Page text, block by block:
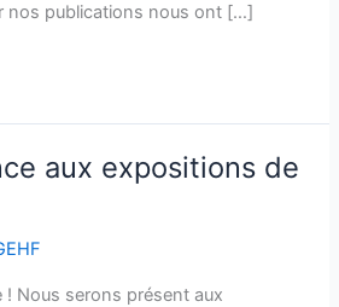
nos publications nous ont […]
aux expositions de
! Nous serons présent aux